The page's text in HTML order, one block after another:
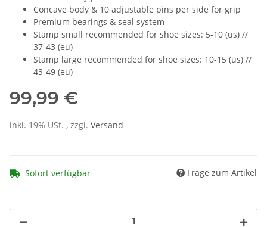
Concave body & 10 adjustable pins per side for grip
Premium bearings & seal system
Stamp small recommended for shoe sizes: 5-10 (us) //
37-43 (eu)
Stamp large recommended for shoe sizes: 10-15 (us) //
43-49 (eu)
99,99 €
inkl. 19% USt. , zzgl. Versand
Sofort verfügbar Frage zum Artikel